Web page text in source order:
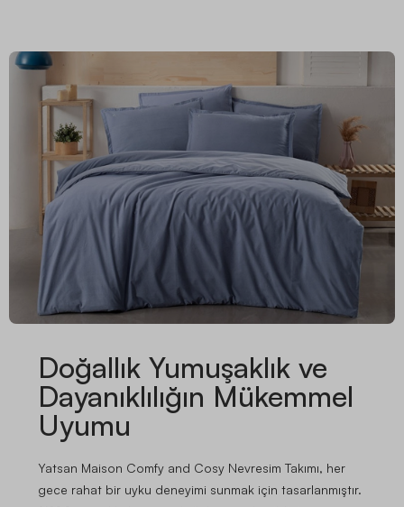
Doğallık Yumuşaklık ve
Dayanıklılığın Mükemmel
Uyumu
Yatsan Maison Comfy and Cosy Nevresim Takımı, her
gece rahat bir uyku deneyimi sunmak için tasarlanmıştır.